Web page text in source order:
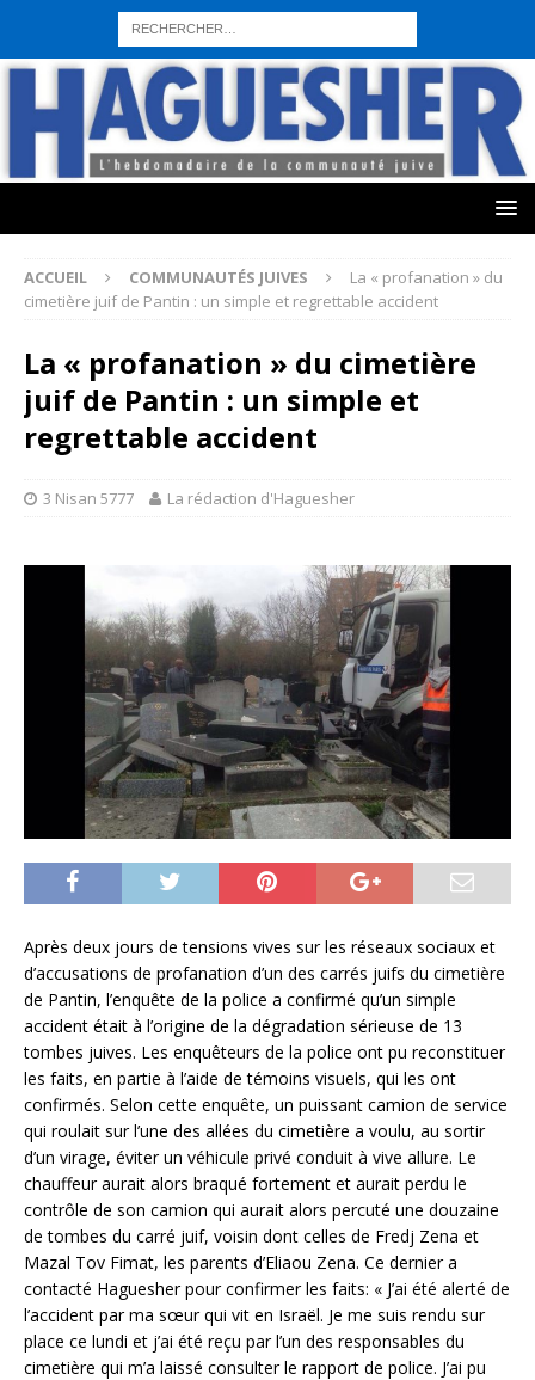
sohbet hattı numarası seks hattı numara istanbul escort bayanlar
sohbet hattı numaralar seks hattı numaralar"
numaraları sohbet hattı sex hattı telefonda seks numara sıcak sex
sohbet hattı canlı sohbet hatları sohbet numaraları
ucuz
sex sohbet hattı numaraları
yeni casino siteleri
ACCUEIL COMMUNAUTÉS JUIVES
La « profanation » du
cimetière juif de Pantin : un simple et regrettable accident
La « profanation » du cimetière
juif de Pantin : un simple et
regrettable accident
3 Nisan 5777 La rédaction d'Haguesher
Après deux jours de tensions vives sur les réseaux sociaux et
d’accusations de profanation d’un des carrés juifs du cimetière
de Pantin, l’enquête de la police a confirmé qu’un simple
accident était à l’origine de la dégradation sérieuse de 13
tombes juives. Les enquêteurs de la police ont pu reconstituer
les faits, en partie à l’aide de témoins visuels, qui les ont
confirmés. Selon cette enquête, un puissant camion de service
qui roulait sur l’une des allées du cimetière a voulu, au sortir
d’un virage, éviter un véhicule privé conduit à vive allure. Le
chauffeur aurait alors braqué fortement et aurait perdu le
contrôle de son camion qui aurait alors percuté une douzaine
de tombes du carré juif, voisin dont celles de Fredj Zena et
Mazal Tov Fimat, les parents d’Eliaou Zena. Ce dernier a
contacté Haguesher pour confirmer les faits: « J’ai été alerté de
l’accident par ma sœur qui vit en Israël. Je me suis rendu sur
place ce lundi et j’ai été reçu par l’un des responsables du
cimetière qui m’a laissé consulter le rapport de police. J’ai pu